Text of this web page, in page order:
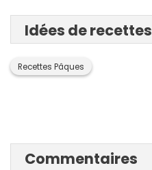
Idées de recettes
Recettes Pâques
Commentaires